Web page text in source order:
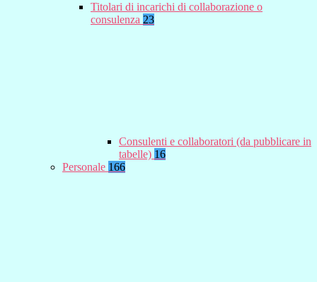
Titolari di incarichi di collaborazione o
consulenza 23
Consulenti e collaboratori (da pubblicare in
tabelle) 16
Personale 166